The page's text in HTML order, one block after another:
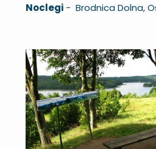
Noclegi - Brodnica Dolna,